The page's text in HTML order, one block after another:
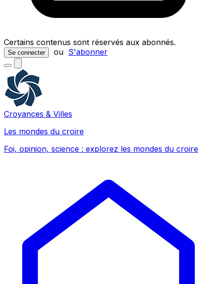
Certains contenus sont réservés aux abonnés.
Se connecter ou S'abonner
Croyances & Villes
Les mondes du croire
Foi, opinion, science : explorez les mondes du croire